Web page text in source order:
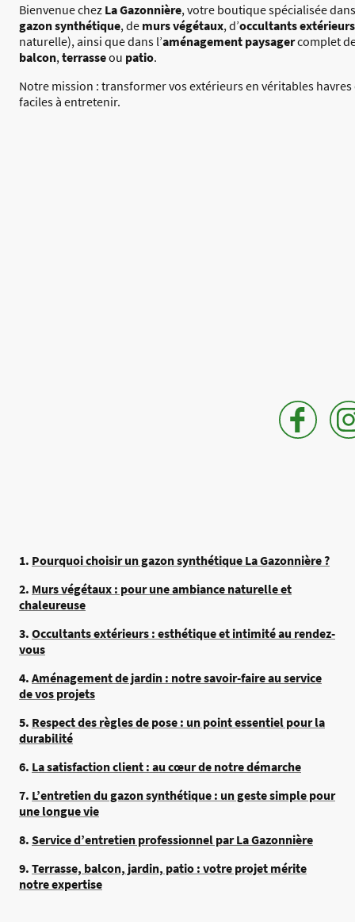
Bienvenue chez La Gazonnière, votre boutique spécialisée
gazon synthétique, de murs végétaux, d’occultants extérieurs
naturelle), ainsi que dans l’aménagement paysagercomplet
balcon, terrasseou patio.
Notre mission : transformer vos extérieurs en véritables
faciles à entretenir.
1. Pourquoi choisir un gazon synthétique La Gazonnière ?
2. Murs végétaux : pour une ambiance naturelle et
chaleureuse
3. Occultants extérieurs : esthétique et intimité au rendez-
vous
4. Aménagement de jardin : notre savoir-faire au service
de vos projets
5. Respect des règles de pose : un point essentiel pour la
durabilité
6. La satisfaction client : au cœur de notre démarche
7. L’entretien du gazon synthétique : un geste simple pour
une longue vie
8. Service d’entretien professionnel par La Gazonnière
9. Terrasse, balcon, jardin, patio : votre projet mérite
notre expertise